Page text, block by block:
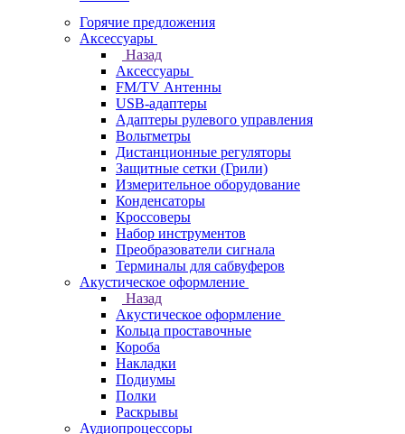
Горячие предложения
Аксессуары
Назад
Аксессуары
FM/TV Антенны
USB-адаптеры
Адаптеры рулевого управления
Вольтметры
Дистанционные регуляторы
Защитные сетки (Грили)
Измерительное оборудование
Конденсаторы
Кроссоверы
Набор инструментов
Преобразователи сигнала
Терминалы для сабвуферов
Акустическое оформление
Назад
Акустическое оформление
Кольца проставочные
Короба
Накладки
Подиумы
Полки
Раскрывы
Аудиопроцессоры